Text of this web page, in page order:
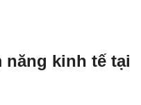
năng kinh tế tại